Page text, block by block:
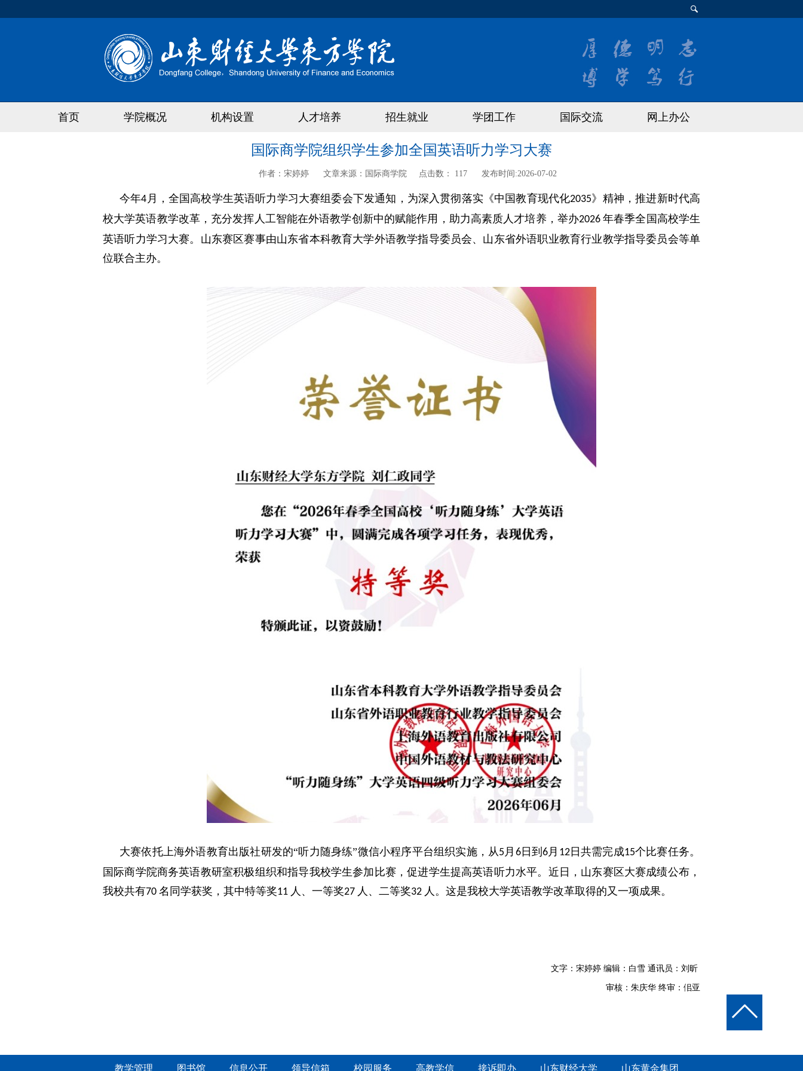
首页 学院概况 机构设置 人才培养 招生就业 学团工作 国际交流 网上办公
国际商学院组织学生参加全国英语听力学习大赛
作者： 宋婷婷 文章来源： 国际商学院 点击数： 117 发布时间:2026-07-02
今年4 月，全国高校学生英语听力学习大赛组委会下发通知，为深入贯彻落实《中国教育现代化2035》精神，推进新时代高
校大学英语教学改革，充分发挥人工智能在外语教学创新中的赋能作用，助力高素质人才培养，举办2026年春季全国高校学生
英语听力学习大赛。山东赛区赛事由山东省本科教育大学外语教学指导委员会、山东省外语职业教育行业教学指导委员会等单
位联合主办。
大赛依托上海外语教育出版社研发的“听力随身练”微信小程序平台组织实施，从5 月 6日到6月 12日共需完成15个比赛任务。
国际商学院商务英语教研室积极组织和指导我校学生参加比赛，促进学生提高英语听力水平。近日，山东赛区大赛成绩公布，
我校共有70 名同学获奖，其中特等奖11 人、一等奖27 人、二等奖32 人。这是我校大学英语教学改革取得的又一项成果。
文字：宋婷婷 编辑：白雪 通讯员：刘昕
审核：朱庆华 终审：佀亚
教学管理 图书馆 信息公开 领导信箱 校园服务 高教学信 接诉即办 山东财经大学 山东黄金集团